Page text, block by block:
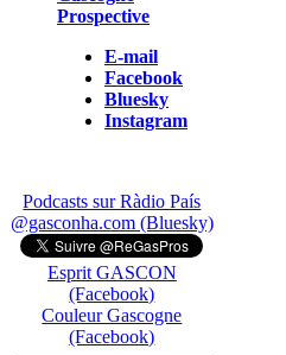
Prospective
E-mail
Facebook
Bluesky
Instagram
Podcasts sur Ràdio País
@gasconha.com (Bluesky)
Esprit GASCON
(Facebook)
Couleur Gascogne
(Facebook)